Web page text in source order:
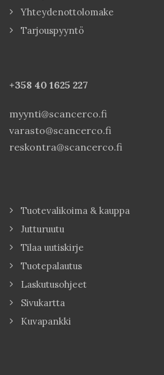
Yhteydenottolomake
Tarjouspyyntö
+358 40 1625 227
myynti@scancerco.fi
varasto@scancerco.fi
reskontra@scancerco.fi
Tuotevalikoima & kauppa
Jutturuutu
Tilaa uutiskirje
Tuotepalautus
Laskutusohjeet
Sivukartta
Kuvapankki